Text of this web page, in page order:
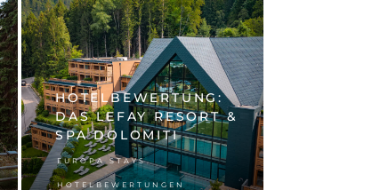
HOTELBEWERTUNG:
DAS LEFAY RESORT &
SPA DOLOMITI
EUROPA STAYS,
HOTELBEWERTUNGEN